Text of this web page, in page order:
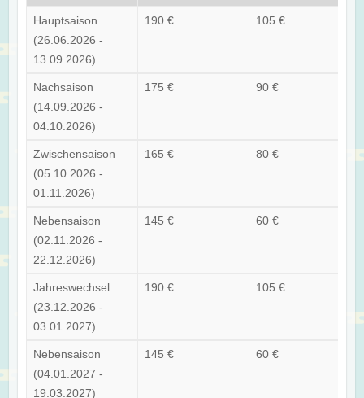
Hauptsaison
(26.06.2026 -
13.09.2026)
190 € 105 €
Nachsaison
(14.09.2026 -
04.10.2026)
175 € 90 €
Zwischensaison
(05.10.2026 -
01.11.2026)
165 € 80 €
Nebensaison
(02.11.2026 -
22.12.2026)
145 € 60 €
Jahreswechsel
(23.12.2026 -
03.01.2027)
190 € 105 €
Nebensaison
(04.01.2027 -
19.03.2027)
145 € 60 €